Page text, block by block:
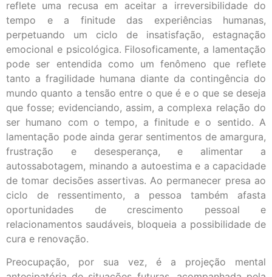
reflete uma recusa em aceitar a irreversibilidade do
tempo e a finitude das experiências humanas,
perpetuando um ciclo de insatisfação, estagnação
emocional e psicológica. Filosoficamente, a lamentação
pode ser entendida como um fenômeno que reflete
tanto a fragilidade humana diante da contingência do
mundo quanto a tensão entre o que é e o que se deseja
que fosse; evidenciando, assim, a complexa relação do
ser humano com o tempo, a finitude e o sentido. A
lamentação pode ainda gerar sentimentos de amargura,
frustração e desesperança, e alimentar a
autossabotagem, minando a autoestima e a capacidade
de tomar decisões assertivas. Ao permanecer presa ao
ciclo de ressentimento, a pessoa também afasta
oportunidades de crescimento pessoal e
relacionamentos saudáveis, bloqueia a possibilidade de
cura e renovação.
Preocupação, por sua vez, é a projeção mental